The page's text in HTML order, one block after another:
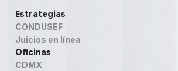
Estrategias
CONDUSEF
Juicios en línea
Oficinas
CDMX